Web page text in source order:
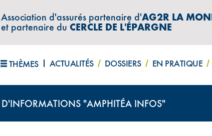
Association d'assurés partenaire d'AG2R LA
et partenaire duCERCLE DE L'ÉPARGNE
THÈMES ACTUALITÉS DOSSIERS EN PRATIQUE
D'INFORMATIONS "AMPHITÉA INFOS"